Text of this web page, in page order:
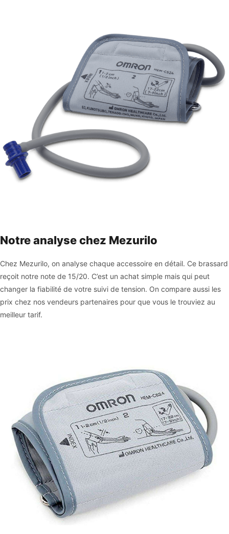
Notre analyse chez Mezurilo
Chez Mezurilo, on analyse chaque accessoire en détail. Ce brassard
reçoit notre note de 15/20. C’est un achat simple mais qui peut
changer la fiabilité de votre suivi de tension. On compare aussi les
prix chez nos vendeurs partenaires pour que vous le trouviez au
meilleur tarif.